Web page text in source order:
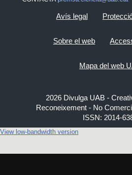
Avís legal
Sobre el web
Mapa del web
2026 Divulga UAB -
Reconeixement - No
ISSN: 2014-
View low-bandwidth version